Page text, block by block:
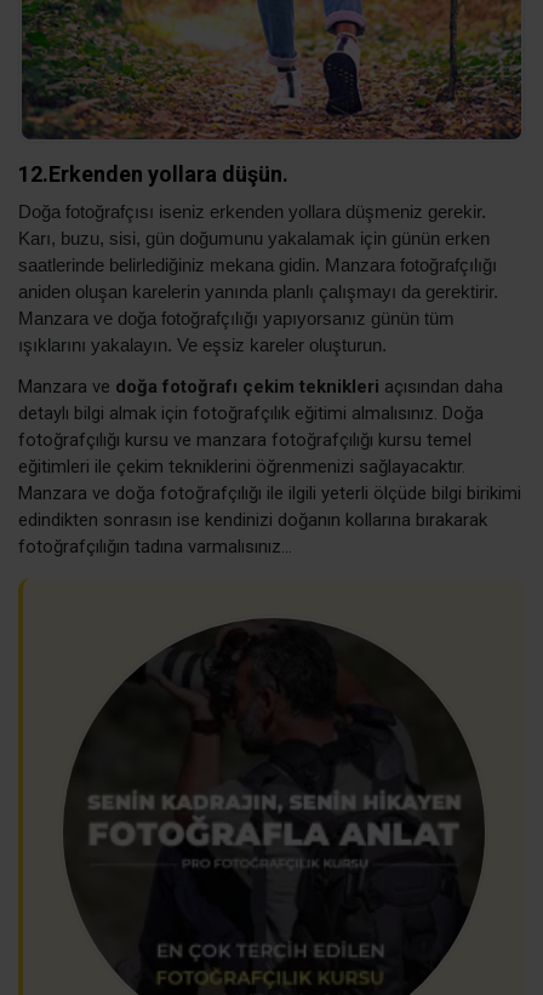
12.Erkenden yollara düşün.
Doğa fotoğrafçısı iseniz erkenden yollara düşmeniz gerekir.
Karı, buzu, sisi, gün doğumunu yakalamak için günün erken
saatlerinde belirlediğiniz mekana gidin. Manzara fotoğrafçılığı
aniden oluşan karelerin yanında planlı çalışmayı da gerektirir.
Manzara ve doğa fotoğrafçılığı yapıyorsanız günün tüm
ışıklarını yakalayın. Ve eşsiz kareler oluşturun.
Manzara ve doğa fotoğrafı çekim teknikleri açısından daha
detaylı bilgi almak için fotoğrafçılık eğitimi almalısınız. Doğa
fotoğrafçılığı kursu ve manzara fotoğrafçılığı kursu temel
eğitimleri ile çekim tekniklerini öğrenmenizi sağlayacaktır.
Manzara ve doğa fotoğrafçılığı ile ilgili yeterli ölçüde bilgi birikimi
edindikten sonrasın ise kendinizi doğanın kollarına bırakarak
fotoğrafçılığın tadına varmalısınız…